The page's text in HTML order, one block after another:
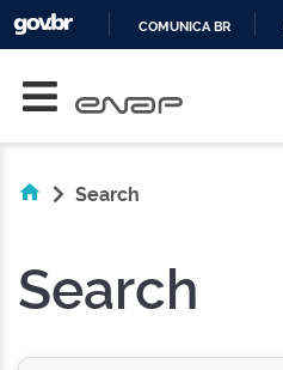
COMUNICA BR
Search
Search